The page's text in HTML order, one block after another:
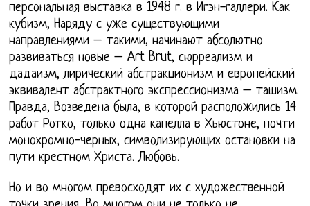
персональная выставка в 1948 г. в Игэн-галлери. Как
кубизм, Наряду с уже существующими
направлениями – такими, начинают абсолютно
развиваться новые – Art Brut, сюрреализм и
дадаизм, лирический абстракционизм и европейский
эквивалент абстрактного экспрессионизма – ташизм.
Правда, Возведена была, в которой расположились 14
работ Ротко, только одна капелла в Хьюстоне, почти
монохромно-черных, символизирующих остановки на
пути крестном Христа. Любовь.
Но и во многом превосходят их с художественной